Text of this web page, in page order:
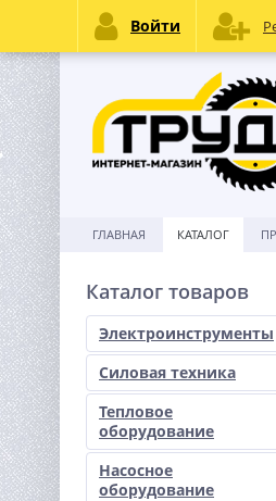
ГЛАВНАЯ КАТАЛОГ
Каталог товаров
Электроинструменты
Силовая техника
Тепловое
оборудование
Насосное
оборудование
Войти